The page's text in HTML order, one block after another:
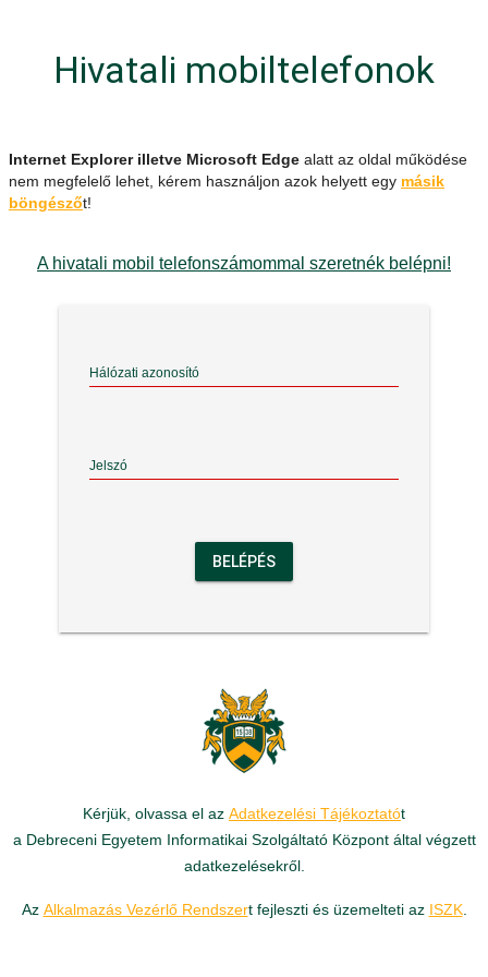
Hivatali mobiltelefonok
Internet Explorer illetve Microsoft Edge alatt az oldal működése
nem megfelelő lehet, kérem használjon azok helyett egy másik
böngészőt!
A hivatali mobil telefonszámommal szeretnék belépni!
Hálózati azonosító
Jelszó
BELÉPÉS
Kérjük, olvassa el az Adatkezelési Tájékoztatót
a Debreceni Egyetem Informatikai Szolgáltató Központ által végzett
adatkezelésekről.
Az Alkalmazás Vezérlő Rendszert fejleszti és üzemelteti az ISZK.